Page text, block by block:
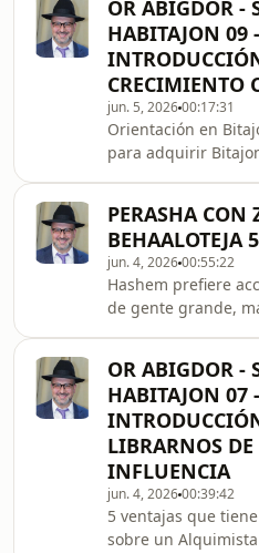
OR ABIGDOR -
HABITAJON 09 -
CRECIMIENTO
jun. 5, 202600:17:31
Orientación en
para adquirir
PERASHA CON
BEHAALOTEJA
jun. 4, 202600:55:22
Hashem prefiere
de gente grande,
OR ABIGDOR -
HABITAJON 07 -
LIBRARNOS
INFLUENCIA
jun. 4, 202600:39:42
5 ventajas que
sobre un Alquimista